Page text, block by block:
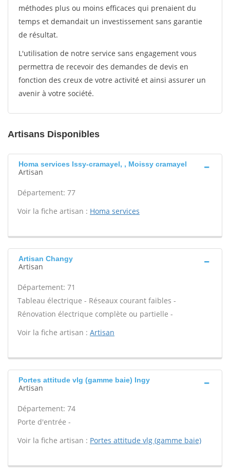
méthodes plus ou moins efficaces qui prenaient du
temps et demandait un investissement sans garantie
de résultat.
L'utilisation de notre service sans engagement vous
permettra de recevoir des demandes de devis en
fonction des creux de votre activité et ainsi assurer un
avenir à votre société.
Artisans Disponibles
Homa services Issy-cramayel, , Moissy cramayel
Artisan
Département: 77
Voir la fiche artisan : Homa services
Artisan Changy
Artisan
Département: 71
Tableau électrique - Réseaux courant faibles -
Rénovation électrique complète ou partielle -
Voir la fiche artisan : Artisan
Portes attitude vlg (gamme baie) Ingy
Artisan
Département: 74
Porte d'entrée -
Voir la fiche artisan : Portes attitude vlg (gamme baie)